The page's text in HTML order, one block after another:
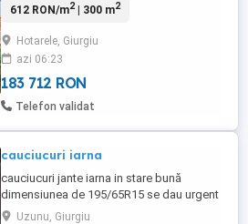
suprafata Casei 300 m necesita renovari p
electric se pote vedea este o zona linistita
are Școala Grădinița magazine Farmacii la
mai ...
612 RON/m2| 300 m2
Hotarele, Giurgiu
azi 06:23
183 712 RON
Telefon validat
cauciucuri iarna
cauciucuri jante iarna in stare bună
dimensiunea de 195/65R15 se dau urgent
Uzunu, Giurgiu